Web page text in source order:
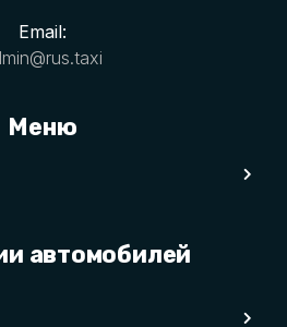
Email:
Меню
автомобилей